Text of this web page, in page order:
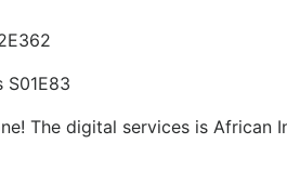
S01E83
The digital services is African